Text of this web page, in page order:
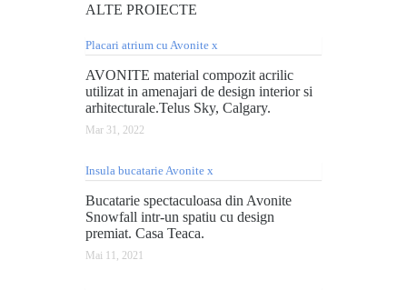
ALTE PROIECTE
AVONITE material compozit acrilic
utilizat in amenajari de design interior si
arhitecturale.Telus Sky, Calgary.
Mar 31, 2022
Bucatarie spectaculoasa din Avonite
Snowfall intr-un spatiu cu design
premiat. Casa Teaca.
Mai 11, 2021